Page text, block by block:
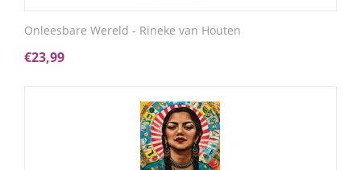
Onleesbare Wereld - Rineke van Houten
€23,99